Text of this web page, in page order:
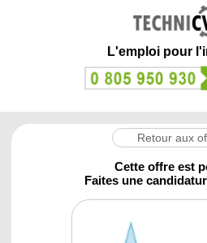
L'emploi pour
Retour aux
Cette offre est
Faites une